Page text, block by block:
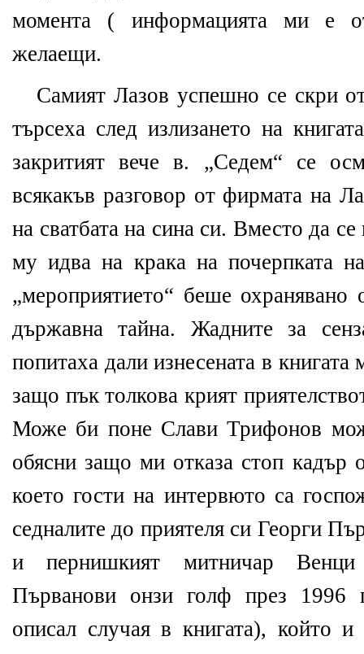
момента ( информацията ми е
желаещи.
Самият Лазов успешно се скри
търсеха след излизането на
закритият вече в. „Седем“ се
всякакъв разговор от фирмата на
на сватбата на сина си. Вместо да
му идва на крака на почерпката
„мероприятието“ беше
държавна тайна. Жадните за
попитаха дали изнесената в
защо пък толкова крият
Може би поне Слави Трифонов
обясни защо ми отказа стоп кадър
което гости на интервюто са
седналите до приятеля си Георги
и пернишкият митничар
Първанови онзи голф през 1996
описал случая в книгата), който и